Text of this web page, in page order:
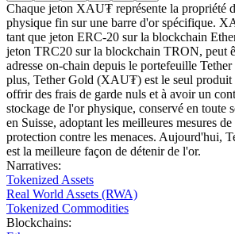
Chaque jeton XAU₮ représente la propriété
physique fin sur une barre d'or spécifique.
tant que jeton ERC-20 sur la blockchain
jeton TRC20 sur la blockchain TRON, peut
adresse on-chain depuis le portefeuille Tether
plus, Tether Gold (XAU₮) est le seul produit
offrir des frais de garde nuls et à avoir un
stockage de l'or physique, conservé en toute
en Suisse, adoptant les meilleures mesures
protection contre les menaces. Aujourd'hui,
est la meilleure façon de détenir de l'or.
Narratives:
Tokenized Assets
Real World Assets (RWA)
Tokenized Commodities
Blockchains: